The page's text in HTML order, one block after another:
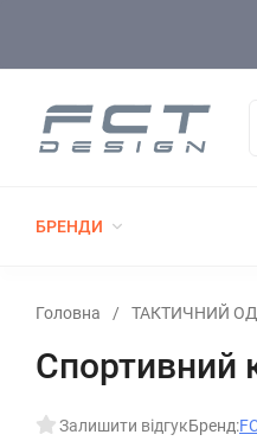
БРЕНДИ
Головна
/ ТАКТИЧНИЙ
Спортивний
Залишити відгукБренд: